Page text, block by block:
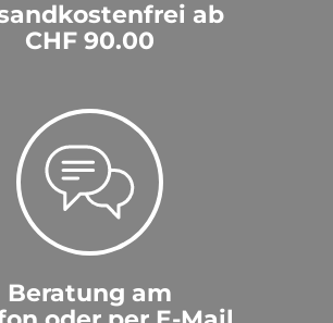
ab
CHF 90.00
Beratung am